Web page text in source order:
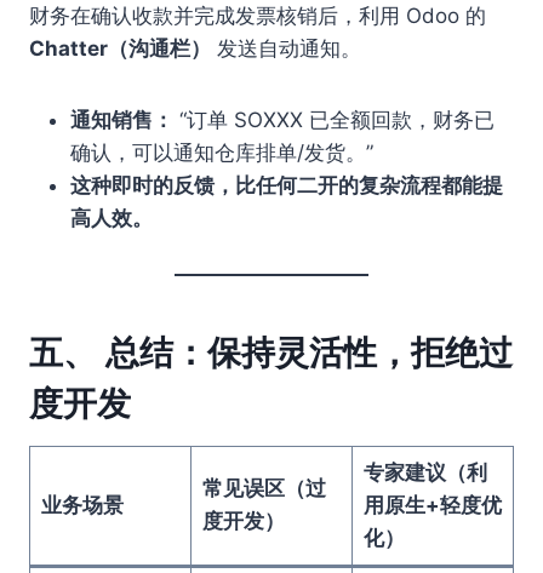
财务在确认收款并完成发票核销后，利用 Odoo 的
Chatter（沟通栏）
发送自动通知。
通知销售： “订单 SOXXX 已全额回款，财务已
确认，可以通知仓库排单/发货。”
这种即时的反馈，比任何二开的复杂流程都能提
高人效。
五、 总结：保持灵活性，拒绝过
度开发
业务场景
常见误区（过
度开发）
专家建议（利
用原生+轻度优
化）